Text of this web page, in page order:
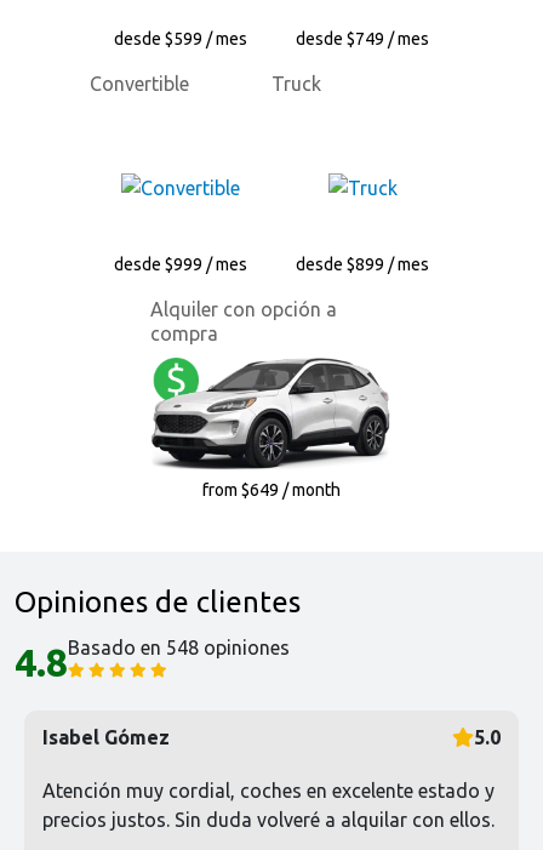
desde $599 / mes desde $749 / mes
Convertible
desde $999 / mes
Truck
desde $899 / mes
Alquiler con opción a
compra
from $649 / month
Opiniones de clientes
4.8Basado en 548 opiniones
Isabel Gómez 5.0
Atención muy cordial, coches en excelente estado y
precios justos. Sin duda volveré a alquilar con ellos.